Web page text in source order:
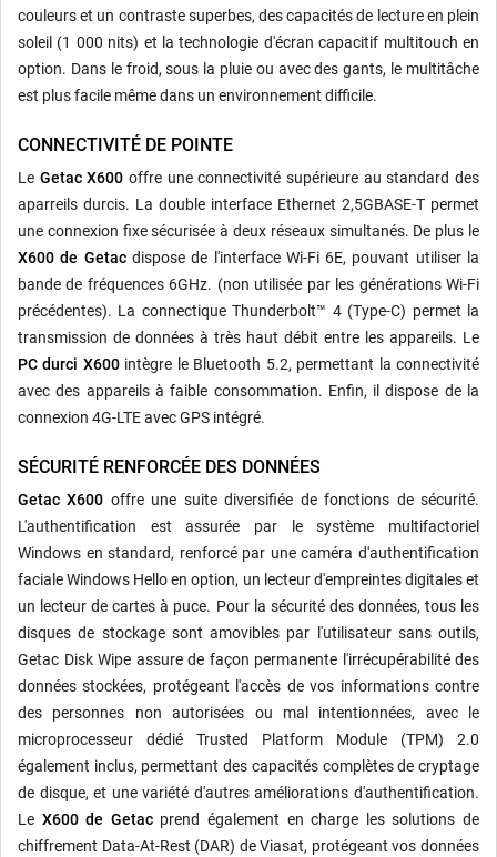
couleurs et un contraste superbes, des capacités de lecture en plein
soleil (1 000 nits) et la technologie d'écran capacitif multitouch en
option. Dans le froid, sous la pluie ou avec des gants, le multitâche
est plus facile même dans un environnement difficile.
CONNECTIVITÉ DE POINTE
Le Getac X600 offre une connectivité supérieure au standard des
aparreils durcis. La double interface Ethernet 2,5GBASE-T permet
une connexion fixe sécurisée à deux réseaux simultanés. De plus le
X600 de Getacdispose de l'interface Wi-Fi 6E, pouvant utiliser la
bande de fréquences 6GHz. (non utilisée par les générations Wi-Fi
précédentes). La connectique Thunderbolt™ 4 (Type-C) permet la
transmission de données à très haut débit entre les appareils. Le
PC durci X600intègre le Bluetooth 5.2, permettant la connectivité
avec des appareils à faible consommation. Enfin, il dispose de la
connexion 4G-LTE avec GPS intégré.
SÉCURITÉ RENFORCÉE DES DONNÉES
Getac X600 offre une suite diversifiée de fonctions de sécurité.
L'authentification est assurée par le système multifactoriel
Windows en standard, renforcé par une caméra d'authentification
faciale Windows Hello en option, un lecteur d'empreintes digitales et
un lecteur de cartes à puce. Pour la sécurité des données, tous les
disques de stockage sont amovibles par l'utilisateur sans outils,
Getac Disk Wipe assure de façon permanente l'irrécupérabilité des
données stockées, protégeant l'accès de vos informations contre
des personnes non autorisées ou mal intentionnées, avec le
microprocesseur dédié Trusted Platform Module (TPM) 2.0
également inclus, permettant des capacités complètes de cryptage
de disque, et une variété d'autres améliorations d'authentification.
Le X600 de Getacprend également en charge les solutions de
chiffrement Data-At-Rest (DAR) de Viasat, protégeant vos données